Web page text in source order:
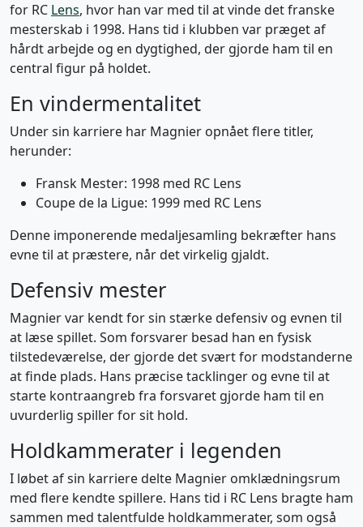
for RC Lens, hvor han var med til at vinde det franske
mesterskab i 1998. Hans tid i klubben var præget af
hårdt arbejde og en dygtighed, der gjorde ham til en
central figur på holdet.
En vindermentalitet
Under sin karriere har Magnier opnået flere titler,
herunder:
Fransk Mester: 1998 med RC Lens
Coupe de la Ligue: 1999 med RC Lens
Denne imponerende medaljesamling bekræfter hans
evne til at præstere, når det virkelig gjaldt.
Defensiv mester
Magnier var kendt for sin stærke defensiv og evnen til
at læse spillet. Som forsvarer besad han en fysisk
tilstedeværelse, der gjorde det svært for modstanderne
at finde plads. Hans præcise tacklinger og evne til at
starte kontraangreb fra forsvaret gjorde ham til en
uvurderlig spiller for sit hold.
Holdkammerater i legenden
I løbet af sin karriere delte Magnier omklædningsrum
med flere kendte spillere. Hans tid i RC Lens bragte ham
sammen med talentfulde holdkammerater, som også